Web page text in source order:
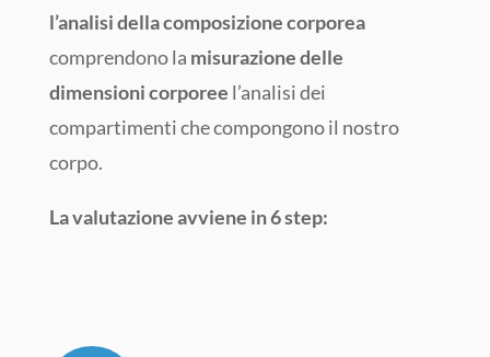
l’analisi della composizione corporea
comprendono la misurazione delle
dimensioni corporee l’analisi dei
compartimenti che compongono il nostro
corpo.
La valutazione avviene in 6 step: